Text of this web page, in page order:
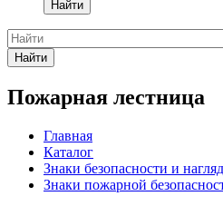
Найти
Найти
Пожарная лестница
Главная
Каталог
Знаки безопасности и
Знаки пожарной